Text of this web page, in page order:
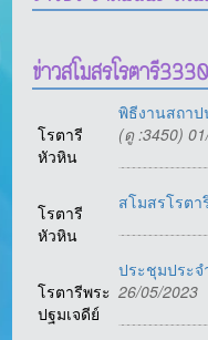
ข่าวสโมสรโรตารี3330
โรตารี
หัวหิน
พิธีงานสถา
(ดู :3450)
โรตารี
หัวหิน
สโมสรโรต
โรตารีพระ
ปฐมเจดีย์
ประชุมประจ
26/05/2023